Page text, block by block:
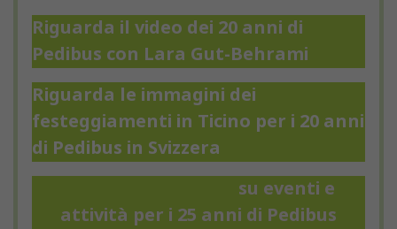
Riguarda il video dei 20 anni di
Pedibus con Lara Gut-Behrami
Riguarda le immagini dei
festeggiamenti in Ticino per i 20 anni
di Pedibus in Svizzera
su eventi e
attività per i 25 anni di Pedibus